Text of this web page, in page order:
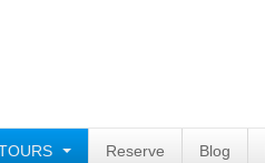
Reserve Blog